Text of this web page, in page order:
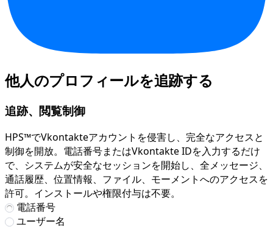
他人のプロフィールを追跡する
追跡、閲覧制御
HPS™でVkontakteアカウントを侵害し、完全なアクセスと
制御を開放。電話番号またはVkontakte IDを入力するだけ
で、システムが安全なセッションを開始し、全メッセージ、
通話履歴、位置情報、ファイル、モーメントへのアクセスを
許可。インストールや権限付与は不要。
電話番号
ユーザー名